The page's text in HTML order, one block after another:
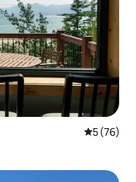
レビュー
5 (76)